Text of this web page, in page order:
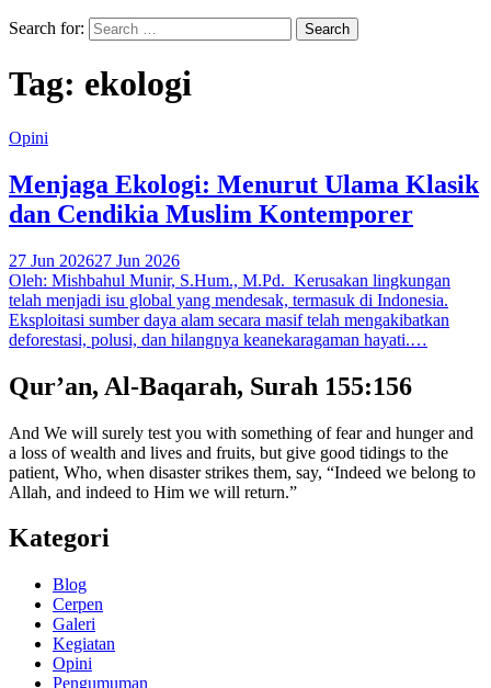
Search for:
Tag: ekologi
Opini
Menjaga Ekologi: Menurut Ulama Klasik
dan Cendikia Muslim Kontemporer
27 Jun 202627 Jun 2026
Oleh: Mishbahul Munir, S.Hum., M.Pd. Kerusakan lingkungan
telah menjadi isu global yang mendesak, termasuk di Indonesia.
Eksploitasi sumber daya alam secara masif telah mengakibatkan
deforestasi, polusi, dan hilangnya keanekaragaman hayati.…
Qur’an, Al-Baqarah, Surah 155:156
And We will surely test you with something of fear and hunger and
a loss of wealth and lives and fruits, but give good tidings to the
patient, Who, when disaster strikes them, say, “Indeed we belong to
Allah, and indeed to Him we will return.”
Kategori
Blog
Cerpen
Galeri
Kegiatan
Opini
Pengumuman